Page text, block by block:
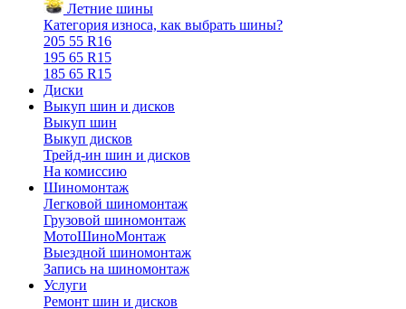
Летние шины
Категория износа, как выбрать шины?
205 55 R16
195 65 R15
185 65 R15
Диски
Выкуп шин и дисков
Выкуп шин
Выкуп дисков
Трейд-ин шин и дисков
На комиссию
Шиномонтаж
Легковой шиномонтаж
Грузовой шиномонтаж
МотоШиноМонтаж
Выездной шиномонтаж
Запись на шиномонтаж
Услуги
Ремонт шин и дисков